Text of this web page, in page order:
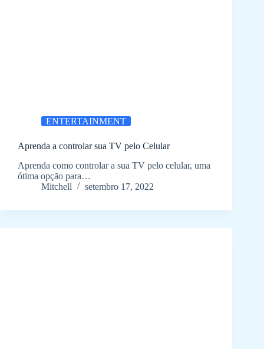
ENTERTAINMENT
Aprenda a controlar sua TV pelo Celular
Aprenda como controlar a sua TV pelo celular, uma
ótima opção para…
Mitchell
setembro 17, 2022